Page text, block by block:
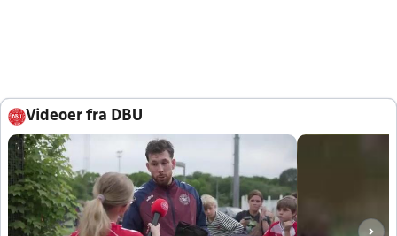
Videoer fra DBU